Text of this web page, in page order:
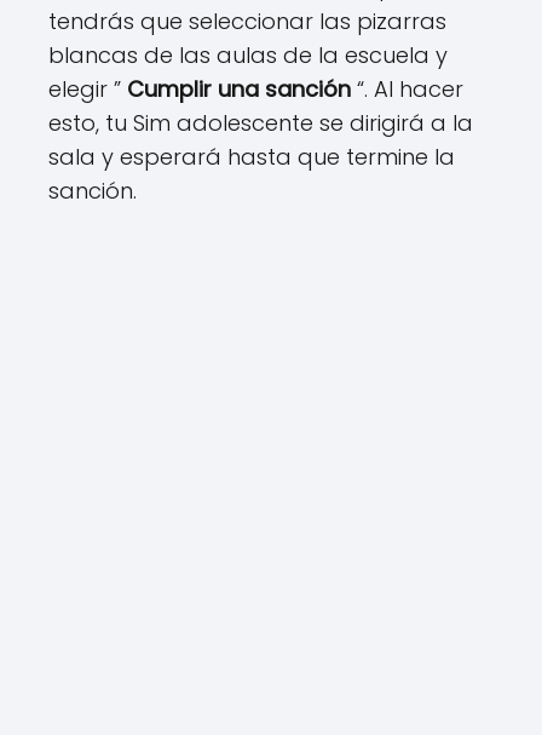
tendrás que seleccionar las pizarras
blancas de las aulas de la escuela y
elegir ” Cumplir una sanción “. Al hacer
esto, tu Sim adolescente se dirigirá a la
sala y esperará hasta que termine la
sanción.